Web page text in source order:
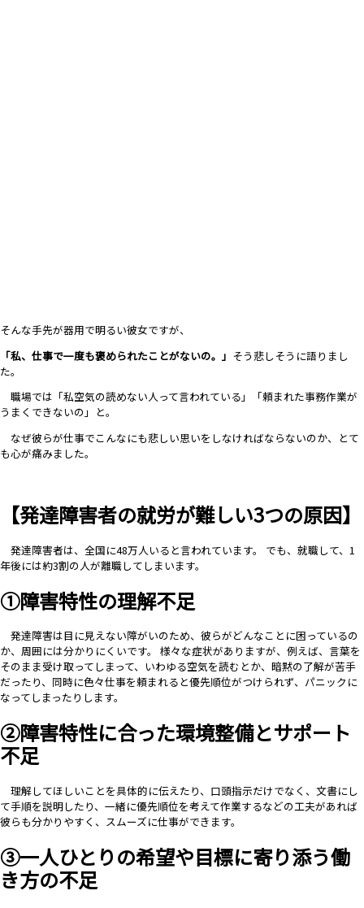
そんな手先が器用で明るい彼女ですが、
「私、仕事で一度も褒められたことがないの。」 そう悲しそう に語りまし
た。
職場では「私空気の読めない人って言われている」「頼まれた事務作業が
うまくできないの」と。
なぜ彼らが仕事でこんなにも悲しい思いをしなければならないのか、とて
も心が痛みました。
【発達障害者の就労が難しい3つの原因】
発達障害者は、全国に48万人いると言われています。 でも、就職して、1
年後には約3割の人が離職してしまいます。
①障害特性の理解不足
発達障害は目に見えない障がいのため、彼らがどんなことに困っているの
か、周囲には分かりにくいです。 様々な症状がありますが、例えば、言葉を
そのまま受け取ってしまって、 いわゆる空気を読むとか、暗黙の了解が苦手
だったり、同時に色々仕事を頼まれると優先順位がつけられず、パニックに
なってしまったりします。
②障害特性に合った環境整備とサポート
不足
理解してほしいことを具体的に伝えたり、 口頭指示だけでなく、文書にし
て手順を説明したり、 一緒に優先順位を考えて作業するなどの工夫があれば
彼らも分かりやすく、スムーズに仕事ができます。
③一人ひとりの希望や目標に寄り添う働
き方の不足